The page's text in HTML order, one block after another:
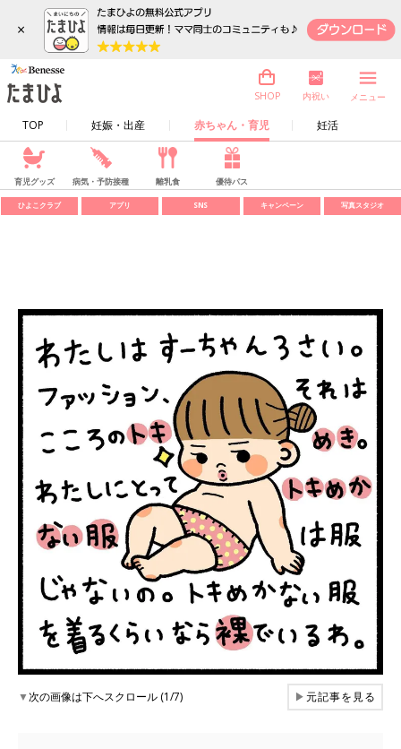
×
TOP 妊娠・出産 赤ちゃん・育児 妊活
SHOP 内祝い メニュー
育児グッズ 病気・予防接種 離乳食 優待パス
ひよこクラブ アプリ SNS キャンペーン 写真スタジオ
▼次の画像は下へスクロール (1/7) ▶元記事を見る